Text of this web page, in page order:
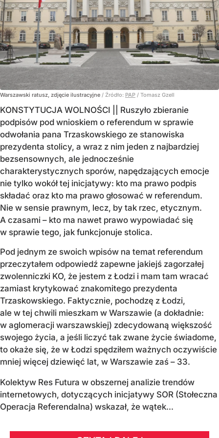
Warszawski ratusz, zdjęcie ilustracyjne / Źródło: PAP / Tomasz Gzell
KONSTYTUCJA WOLNOŚCI || Ruszyło zbieranie
podpisów pod wnioskiem o referendum w sprawie
odwołania pana Trzaskowskiego ze stanowiska
prezydenta stolicy, a wraz z nim jeden z najbardziej
bezsensownych, ale jednocześnie
charakterystycznych sporów, napędzających emocje
nie tylko wokół tej inicjatywy: kto ma prawo podpis
składać oraz kto ma prawo głosować w referendum.
Nie w sensie prawnym, lecz, by tak rzec, etycznym.
A czasami – kto ma nawet prawo wypowiadać się
w sprawie tego, jak funkcjonuje stolica.
Pod jednym ze swoich wpisów na temat referendum
przeczytałem odpowiedź zapewne jakiejś zagorzałej
zwolenniczki KO, że jestem z Łodzi i mam tam wracać
zamiast krytykować znakomitego prezydenta
Trzaskowskiego. Faktycznie, pochodzę z Łodzi,
ale w tej chwili mieszkam w Warszawie (a dokładnie:
w aglomeracji warszawskiej) zdecydowaną większość
swojego życia, a jeśli liczyć tak zwane życie świadome,
to okaże się, że w Łodzi spędziłem ważnych oczywiście
mniej więcej dziewięć lat, w Warszawie zaś – 33.
Kolektyw Res Futura w obszernej analizie trendów
internetowych, dotyczących inicjatywy SOR (Stołeczna
Operacja Referendalna) wskazał, że wątek...